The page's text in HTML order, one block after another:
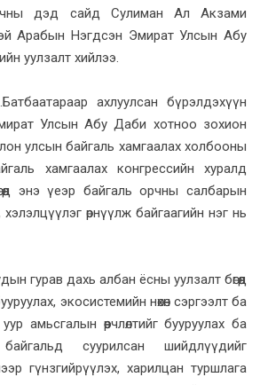
дэд сайд Сулиман Ал Акзами
Арабын Нэгдсэн Эмират Улсын Абу
уулзалт хийлээ.
ахлуулсан бүрэлдэхүүн
Улсын Абу Даби хотноо зохион
улсын байгаль хамгаалах холбооны
хамгаалах конгрессийн хуралд
энэ үеэр байгаль орчны салбарын
хэлэлцүүлэг өрнүүлж байгаагийн нэг нь
гурав дахь албан ёсны уулзалт бөгөөд
экосистемийн нөхөн сэргээлт ба
амьсгалын өөрчлөлтийг бууруулах ба
суурилсан шийдлүүдийг
гүнзгийрүүлэх, харилцан туршлага